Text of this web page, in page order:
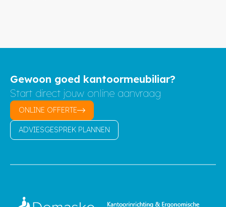
Gewoon goed kantoormeubiliar?
Start direct jouw online aanvraag
ONLINE OFFERTE
ADVIESGESPREK PLANNEN